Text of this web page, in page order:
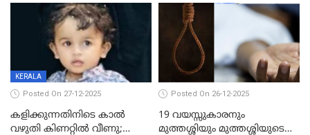
KERALA
Posted On 27-12-2025
കളിക്കുന്നതിനിടെ കാൽ
വഴുതി കിണറ്റിൽ വീണു;
Posted On 26-12-2025
19 വയസ്സുകാരനും
മുത്തശ്ശിയും മുത്തശ്ശിയുടെ